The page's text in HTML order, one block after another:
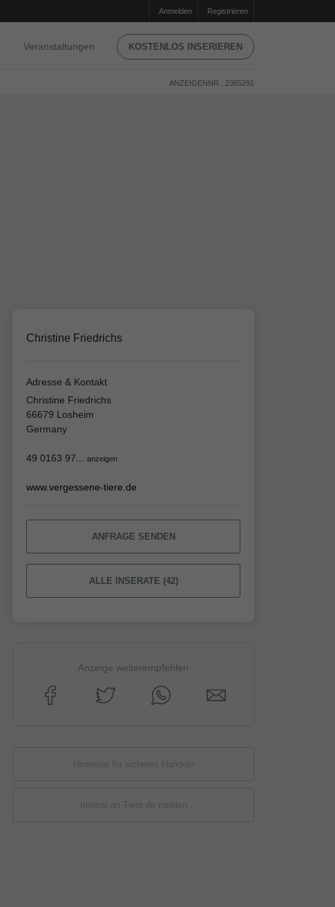
Anmelden Registrieren
Veranstaltungen KOSTENLOS INSERIEREN
ANZEIGENNR.: 2365291
Christine Friedrichs
Adresse & Kontakt
Christine Friedrichs
66679 Losheim
Germany
49 0163 97... anzeigen
www.vergessene-tiere.de
ANFRAGE SENDEN
ALLE INSERATE (42)
Anzeige weiterempfehlen
Hinweise für sicheres Handeln
Inserat an Tiere.de melden